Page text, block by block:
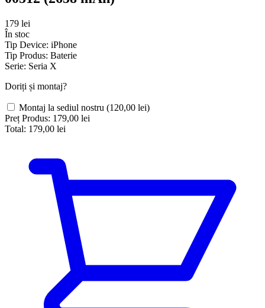
179 lei
În stoc
Tip Device: iPhone
Tip Produs: Baterie
Serie: Seria X
Doriți și montaj?
Montaj la sediul nostru (120,00 lei)
Preț Produs: 179,00 lei
Total: 179,00 lei